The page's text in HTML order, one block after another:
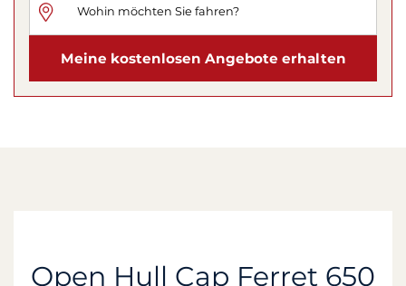
Meine kostenlosen Angebote erhalten
Open Hull Cap Ferret 650